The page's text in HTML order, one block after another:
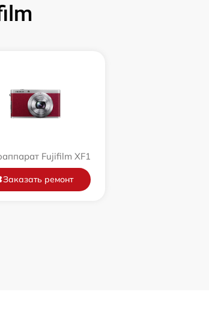
Fujifilm XF1
Заказать ремонт